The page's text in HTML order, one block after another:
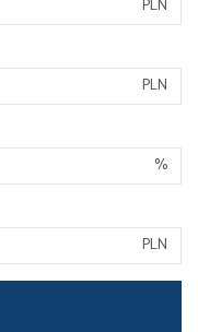
PLN
PLN
%
PLN